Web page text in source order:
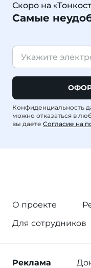
Скоро на
Самые
Конфиденциальность
можно отказаться в
вы даете Согласие на
О проекте
Для сотрудников
Реклама